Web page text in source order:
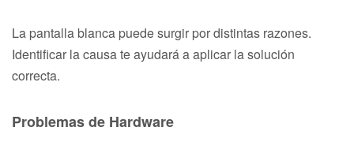
La pantalla blanca puede surgir por distintas razones.
Identificar la causa te ayudará a aplicar la solución
correcta.
Problemas de Hardware